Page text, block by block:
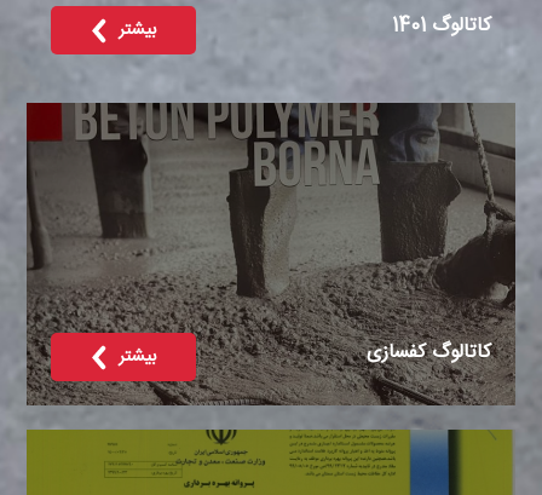
کاتالوگ 1401 بیشتر
کاتالوگ کفسازی بیشتر